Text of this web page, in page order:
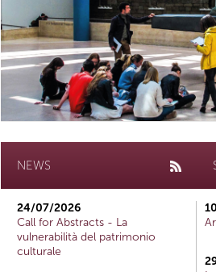
NEWS
24/07/2026
Call for Abstracts - La
vulnerabilità del patrimonio
culturale